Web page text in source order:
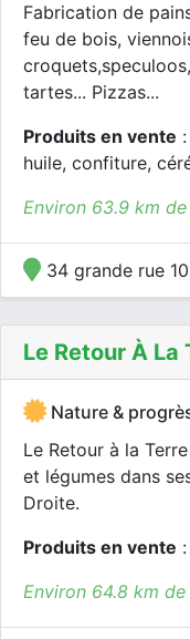
Fabrication de
feu de bois,
tartes... Pizzas...
Produits en vente
huile, confiture,
Environ 63.9 km
34 grande rue
Le Retour À La
Nature &
Le Retour à la
et légumes dans
Droite.
Produits en vente
Environ 64.8 km